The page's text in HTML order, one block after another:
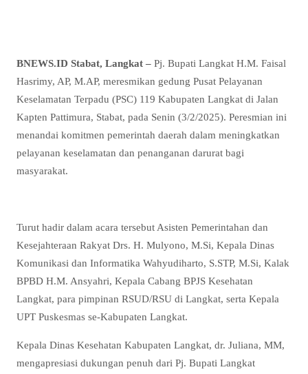
BNEWS.ID Stabat, Langkat – Pj. Bupati Langkat H.M. Faisal
Hasrimy, AP, M.AP, meresmikan gedung Pusat Pelayanan
Keselamatan Terpadu (PSC) 119 Kabupaten Langkat di Jalan
Kapten Pattimura, Stabat, pada Senin (3/2/2025). Peresmian ini
menandai komitmen pemerintah daerah dalam meningkatkan
pelayanan keselamatan dan penanganan darurat bagi
masyarakat.
Turut hadir dalam acara tersebut Asisten Pemerintahan dan
Kesejahteraan Rakyat Drs. H. Mulyono, M.Si, Kepala Dinas
Komunikasi dan Informatika Wahyudiharto, S.STP, M.Si, Kalak
BPBD H.M. Ansyahri, Kepala Cabang BPJS Kesehatan
Langkat, para pimpinan RSUD/RSU di Langkat, serta Kepala
UPT Puskesmas se-Kabupaten Langkat.
Kepala Dinas Kesehatan Kabupaten Langkat, dr. Juliana, MM,
mengapresiasi dukungan penuh dari Pj. Bupati Langkat